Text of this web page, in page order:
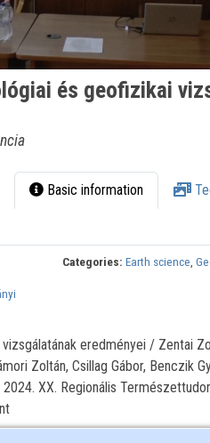
és geofizikai
Basic information
Categories: Earth science,
eredményei / Zentai
Zoltán, Csillag Gábor, Benczik
XX. Regionális